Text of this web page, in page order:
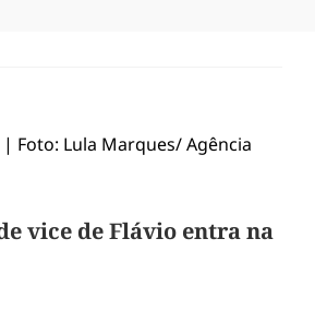
vice de Flávio entra na